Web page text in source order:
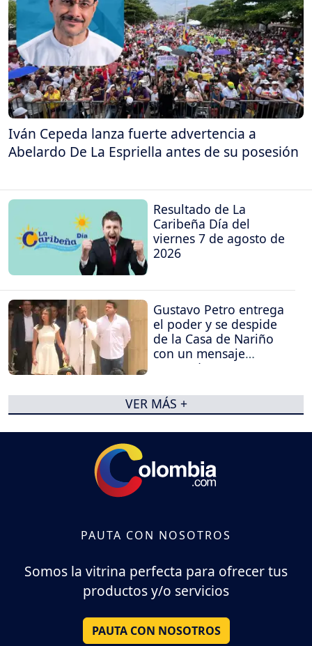
Iván Cepeda lanza fuerte advertencia a
Abelardo De La Espriella antes de su posesión
Resultado de La
Caribeña Día del
viernes 7 de agosto de
2026
Gustavo Petro entrega
el poder y se despide
de la Casa de Nariño
con un mensaje
contundente
VER MÁS +
PAUTA CON NOSOTROS
Somos la vitrina perfecta para ofrecer tus
productos y/o servicios
PAUTA CON NOSOTROS